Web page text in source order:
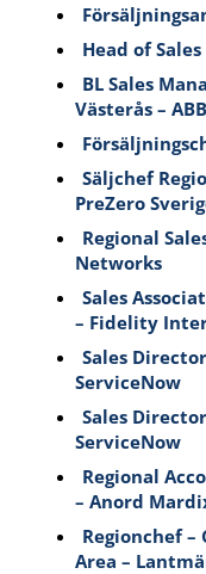
Head of
BL Sales
Västerås – ABB
Säljchef
PreZero
Regional
Networks
Sales
– Fidelity
Sales
ServiceNow
Sales
ServiceNow
Regional
– Anord
Regionchef
Area –